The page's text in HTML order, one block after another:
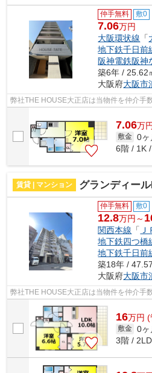
仲手無料 敷0
7.06万円
大阪環状線 「
地下鉄千日前
阪神電鉄阪神
築6年 / 25.62
大阪府大阪市
弊社THE HOUSE大正店は当物件を仲介手
7.06万円
敷金 0ヶ
6階 / 1K
賃貸 | マンション グランディール
仲手無料 敷0
12.8万円～
関西本線 「
地下鉄四つ橋
地下鉄千日前
築18年 /
大阪府大阪市
弊社THE HOUSE大正店は当物件を仲介手
16万円 (
敷金 0ヶ
3階 /